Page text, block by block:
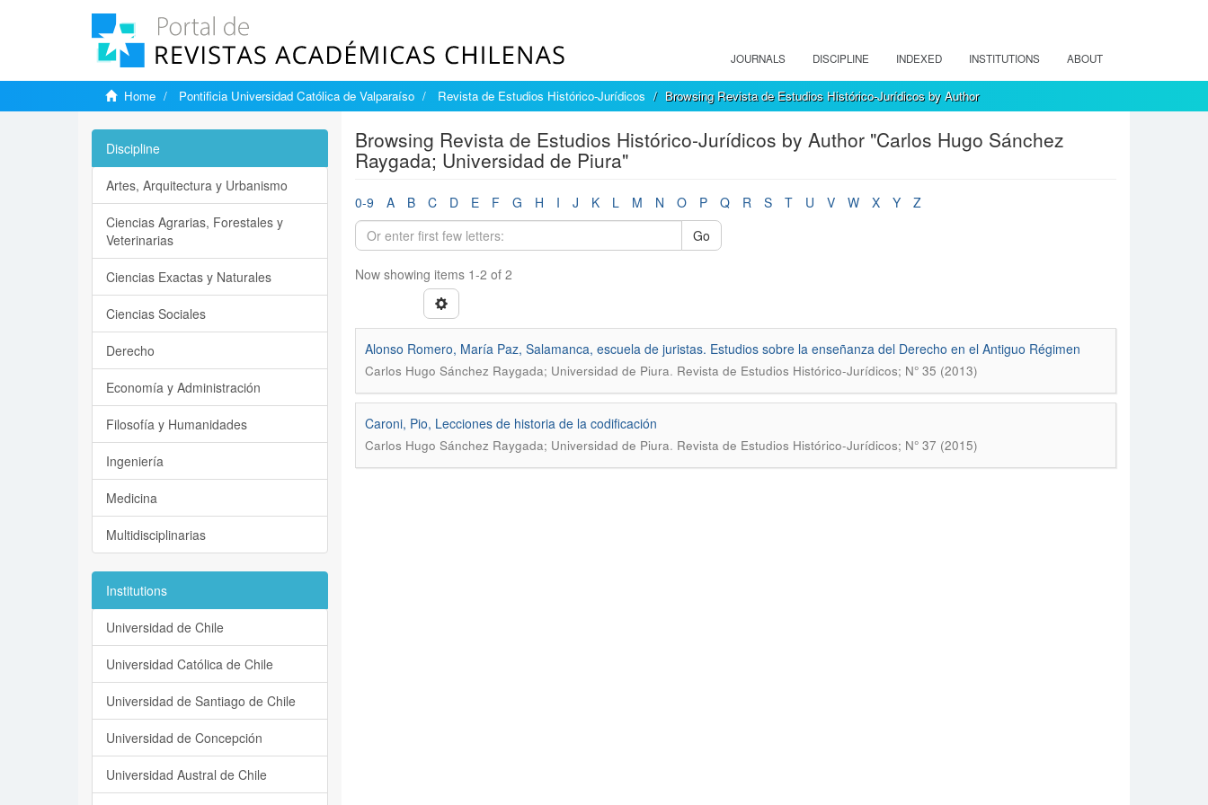
JOURNALS DISCIPLINE INDEXED INSTITUTIONS ABOUT
Home Pontificia Universidad Católica de Valparaíso Revista de Estudios Histórico-Jurídicos Browsing Revista de Estudios Histórico-Jurídicos by Author
Browsing Revista de Estudios Histórico-Jurídicos by Author "Carlos Hugo Sánchez
Raygada; Universidad de Piura"
0-9 A B C D E F G H I J K L M N O P Q R S T U V W X Y
Z
Go
Now showing items 1-2 of 2
Alonso Romero, María Paz, Salamanca, escuela de juristas. Estudios sobre la enseñanza del Derecho en el Antiguo Régimen
Carlos Hugo Sánchez Raygada; Universidad de Piura. Revista de Estudios Histórico-Jurídicos; N° 35 (2013)
Caroni, Pio, Lecciones de historia de la codificación
Carlos Hugo Sánchez Raygada; Universidad de Piura. Revista de Estudios Histórico-Jurídicos; N° 37 (2015)
Discipline
Artes, Arquitectura y Urbanismo
Ciencias Agrarias, Forestales y
Veterinarias
Ciencias Exactas y Naturales
Ciencias Sociales
Derecho
Economía y Administración
Filosofía y Humanidades
Ingeniería
Medicina
Multidisciplinarias
Institutions
Universidad de Chile
Universidad Católica de Chile
Universidad de Santiago de Chile
Universidad de Concepción
Universidad Austral de Chile